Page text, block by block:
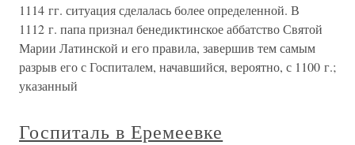
1114 гг. ситуация сделалась более определенной. В
1112 г. папа признал бенедиктинское аббатство Святой
Марии Латинской и его правила, завершив тем самым
разрыв его с Госпиталем, начавшийся, вероятно, с 1100 г.;
указанный
Госпиталь в Еремеевке